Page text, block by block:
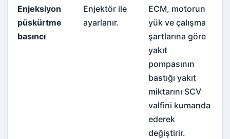
Enjeksiyon
püskürtme
basıncı
Enjektör ile
ayarlanır.
ECM, motorun
yük ve çalışma
şartlarına göre
yakıt
pompasının
bastığı yakıt
miktarını SCV
valfini kumanda
ederek
değiştirir.